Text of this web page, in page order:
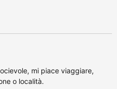
mi piace viaggiare,
o località.